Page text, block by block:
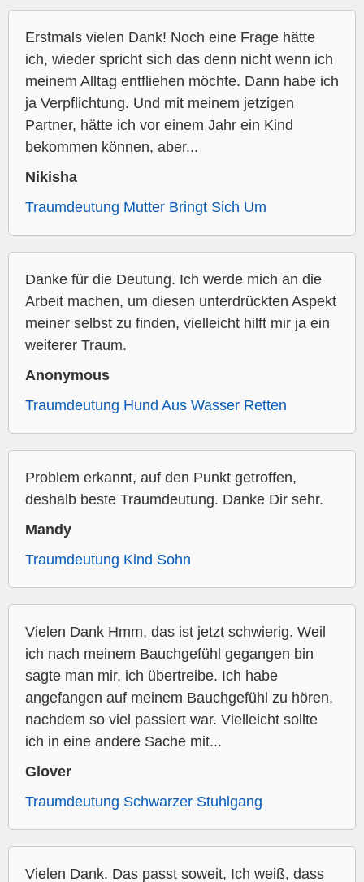
Erstmals vielen Dank! Noch eine Frage hätte
ich, wieder spricht sich das denn nicht wenn ich
meinem Alltag entfliehen möchte. Dann habe ich
ja Verpflichtung. Und mit meinem jetzigen
Partner, hätte ich vor einem Jahr ein Kind
bekommen können, aber...
Nikisha
Traumdeutung Mutter Bringt Sich Um
Danke für die Deutung. Ich werde mich an die
Arbeit machen, um diesen unterdrückten Aspekt
meiner selbst zu finden, vielleicht hilft mir ja ein
weiterer Traum.
Anonymous
Traumdeutung Hund Aus Wasser Retten
Problem erkannt, auf den Punkt getroffen,
deshalb beste Traumdeutung. Danke Dir sehr.
Mandy
Traumdeutung Kind Sohn
Vielen Dank Hmm, das ist jetzt schwierig. Weil
ich nach meinem Bauchgefühl gegangen bin
sagte man mir, ich übertreibe. Ich habe
angefangen auf meinem Bauchgefühl zu hören,
nachdem so viel passiert war. Vielleicht sollte
ich in eine andere Sache mit...
Glover
Traumdeutung Schwarzer Stuhlgang
Vielen Dank. Das passt soweit, Ich weiß, dass